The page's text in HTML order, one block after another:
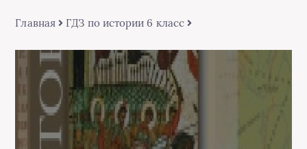
Главная ГДЗ по истории 6 класс